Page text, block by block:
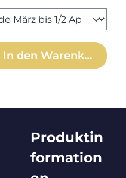
den
In den Warenkorb
Produktin
formation